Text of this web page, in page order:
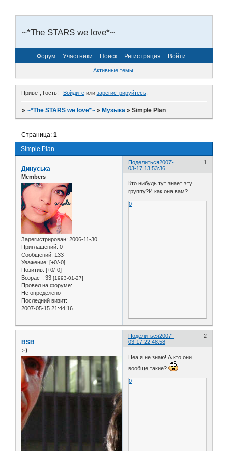
~*The STARS we love*~
Форум Участники Поиск Регистрация Войти
Активные темы
Привет, Гость! Войдитеили зарегистрируйтесь.
»~*The STARS we love*~ »Музыка »Simple Plan
Simple Plan
Страница:1
Поделиться 1
2007-
03-17 13:53:36
Динуська
Members
Зарегистрирован: 2006-11-30
Приглашений: 0
Сообщений: 133
Уважение: [+0/-0]
Позитив: [+0/-0]
Возраст: 33 [1993-01-27]
Провел на форуме:
Не определено
Последний визит:
2007-05-15 21:44:16
Кто нибудь тут знает эту
группу?И как она вам?
0
Поделиться 2
2007-
03-17 22:48:58
BSB
:-)
Неа я не знаю! А кто они
вообще такие?
0